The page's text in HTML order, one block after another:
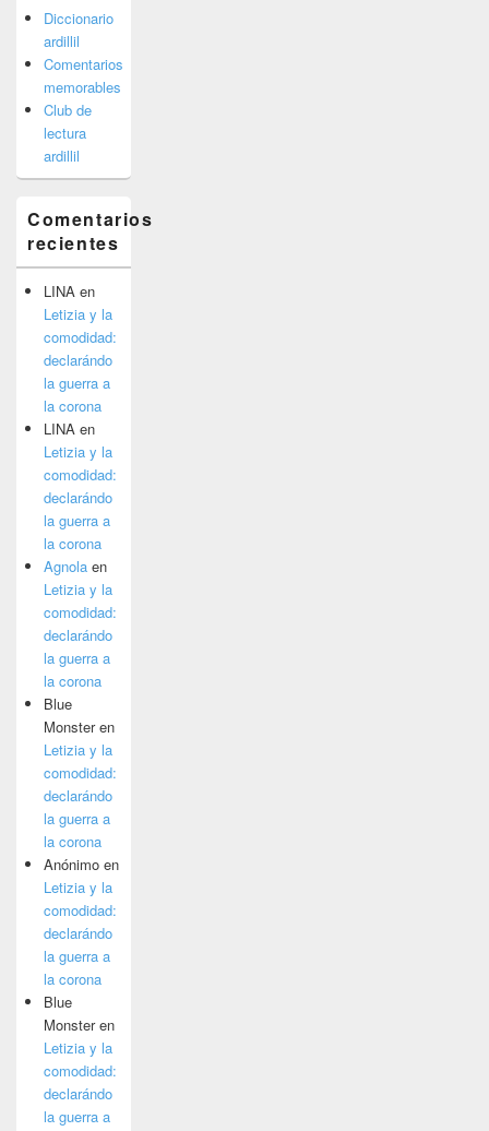
Diccionario
ardillil
Comentarios
memorables
Club de
lectura
ardillil
Comentarios
recientes
LINA en
Letizia y la
comodidad:
declarándo
la guerra a
la corona
LINA en
Letizia y la
comodidad:
declarándo
la guerra a
la corona
Agnola en
Letizia y la
comodidad:
declarándo
la guerra a
la corona
Blue
Monsteren
Letizia y la
comodidad:
declarándo
la guerra a
la corona
Anónimo en
Letizia y la
comodidad:
declarándo
la guerra a
la corona
Blue
Monsteren
Letizia y la
comodidad:
declarándo
la guerra a